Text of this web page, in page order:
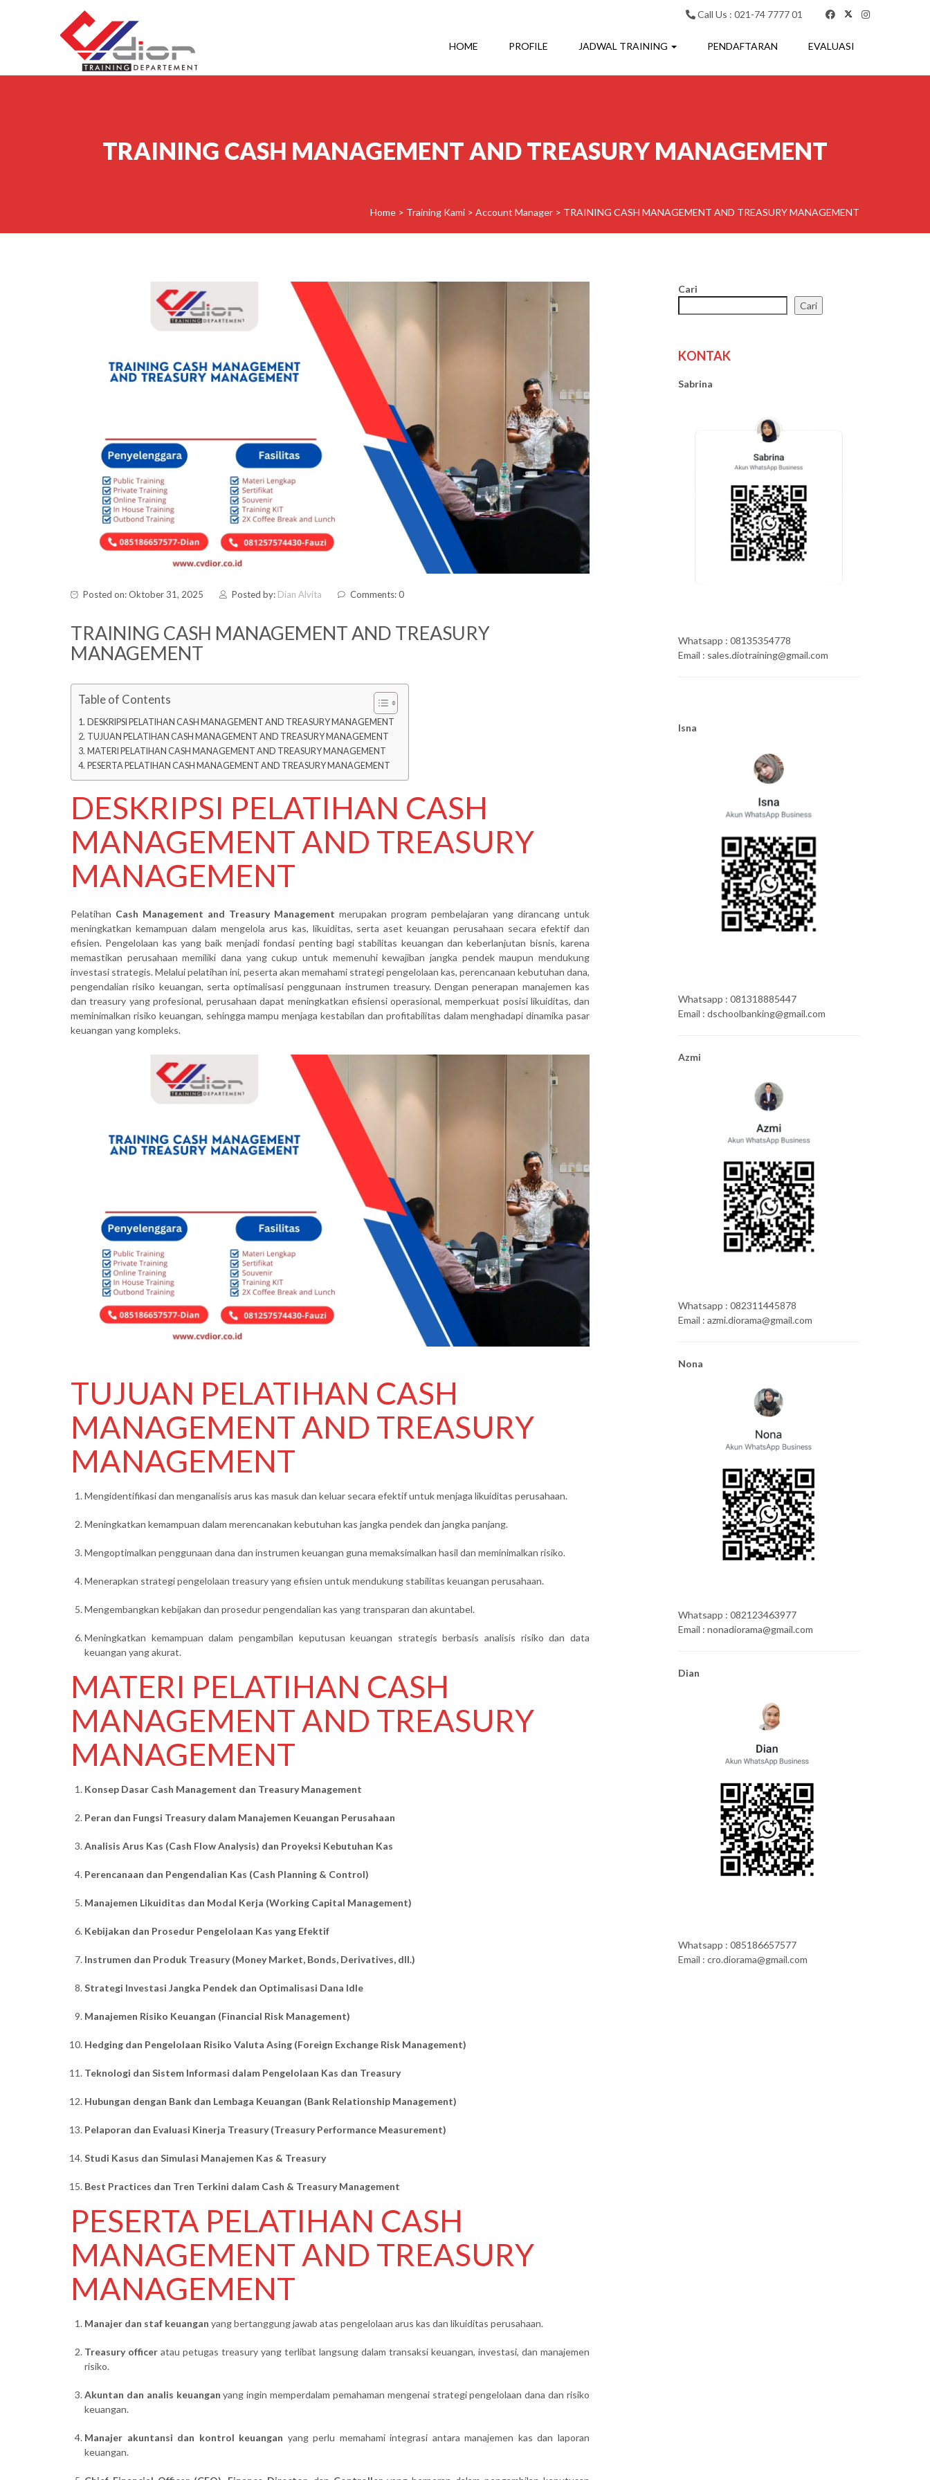
Call Us : 021-74 7777 01
HOME PROFILE JADWAL TRAINING PENDAFTARAN EVALUASI
TRAINING CASH MANAGEMENT AND TREASURY MANAGEMENT
Home > Training Kami > Account Manager > TRAINING CASH MANAGEMENT AND TREASURY MANAGEMENT
Posted on: Oktober 31, 2025 Posted by: Dian Alvita Comments: 0
TRAINING CASH MANAGEMENT AND TREASURY
MANAGEMENT
Table of Contents
DESKRIPSI PELATIHAN CASH MANAGEMENT AND TREASURY MANAGEMENT
TUJUAN PELATIHAN CASH MANAGEMENT AND TREASURY MANAGEMENT
MATERI PELATIHAN CASH MANAGEMENT AND TREASURY MANAGEMENT
PESERTA PELATIHAN CASH MANAGEMENT AND TREASURY MANAGEMENT
DESKRIPSI PELATIHAN CASH
MANAGEMENT AND TREASURY
MANAGEMENT
Pelatihan Cash Management and Treasury Management merupakan program pembelajaran yang dirancang untuk
meningkatkan kemampuan dalam mengelola arus kas, likuiditas, serta aset keuangan perusahaan secara efektif dan
efisien. Pengelolaan kas yang baik menjadi fondasi penting bagi stabilitas keuangan dan keberlanjutan bisnis, karena
memastikan perusahaan memiliki dana yang cukup untuk memenuhi kewajiban jangka pendek maupun mendukung
investasi strategis. Melalui pelatihan ini, peserta akan memahami strategi pengelolaan kas, perencanaan kebutuhan dana,
pengendalian risiko keuangan, serta optimalisasi penggunaan instrumen treasury. Dengan penerapan manajemen kas
dan treasury yang profesional, perusahaan dapat meningkatkan efisiensi operasional, memperkuat posisi likuiditas, dan
meminimalkan risiko keuangan, sehingga mampu menjaga kestabilan dan profitabilitas dalam menghadapi dinamika pasar
keuangan yang kompleks.
TUJUAN PELATIHAN CASH
MANAGEMENT AND TREASURY
MANAGEMENT
Mengidentifikasi dan menganalisis arus kas masuk dan keluar secara efektif untuk menjaga likuiditas perusahaan.
Meningkatkan kemampuan dalam merencanakan kebutuhan kas jangka pendek dan jangka panjang.
Mengoptimalkan penggunaan dana dan instrumen keuangan guna memaksimalkan hasil dan meminimalkan risiko.
Menerapkan strategi pengelolaan treasury yang efisien untuk mendukung stabilitas keuangan perusahaan.
Mengembangkan kebijakan dan prosedur pengendalian kas yang transparan dan akuntabel.
Meningkatkan kemampuan dalam pengambilan keputusan keuangan strategis berbasis analisis risiko dan data
keuangan yang akurat.
MATERI PELATIHAN CASH
MANAGEMENT AND TREASURY
MANAGEMENT
Konsep Dasar Cash Management dan Treasury Management
Peran dan Fungsi Treasury dalam Manajemen Keuangan Perusahaan
Analisis Arus Kas (Cash Flow Analysis) dan Proyeksi Kebutuhan Kas
Perencanaan dan Pengendalian Kas (Cash Planning & Control)
Manajemen Likuiditas dan Modal Kerja (Working Capital Management)
Kebijakan dan Prosedur Pengelolaan Kas yang Efektif
Instrumen dan Produk Treasury (Money Market, Bonds, Derivatives, dll.)
Strategi Investasi Jangka Pendek dan Optimalisasi Dana Idle
Manajemen Risiko Keuangan (Financial Risk Management)
Hedging dan Pengelolaan Risiko Valuta Asing (Foreign Exchange Risk Management)
Teknologi dan Sistem Informasi dalam Pengelolaan Kas dan Treasury
Hubungan dengan Bank dan Lembaga Keuangan (Bank Relationship Management)
Pelaporan dan Evaluasi Kinerja Treasury (Treasury Performance Measurement)
Studi Kasus dan Simulasi Manajemen Kas & Treasury
Best Practices dan Tren Terkini dalam Cash & Treasury Management
PESERTA PELATIHAN CASH
MANAGEMENT AND TREASURY
MANAGEMENT
Manajer dan staf keuangan yang bertanggung jawab atas pengelolaan arus kas dan likuiditas perusahaan.
Treasury officer atau petugas treasury yang terlibat langsung dalam transaksi keuangan, investasi, dan manajemen
risiko.
Akuntan dan analis keuangan yang ingin memperdalam pemahaman mengenai strategi pengelolaan dana dan risiko
keuangan.
Manajer akuntansi dan kontrol keuangan yang perlu memahami integrasi antara manajemen kas dan laporan
keuangan.
Cari
Cari
KONTAK
Sabrina
Whatsapp : 08135354778
Email : sales.diotraining@gmail.com
Isna
Whatsapp : 081318885447
Email : dschoolbanking@gmail.com
Azmi
Whatsapp : 082311445878
Email : azmi.diorama@gmail.com
Nona
Whatsapp : 082123463977
Email : nonadiorama@gmail.com
Dian
Whatsapp : 085186657577
Email : cro.diorama@gmail.com